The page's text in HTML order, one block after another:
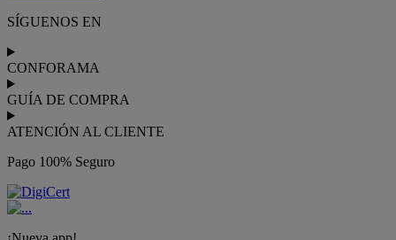
SÍGUENOS EN
CONFORAMA
GUÍA DE COMPRA
ATENCIÓN AL CLIENTE
Pago 100% Seguro